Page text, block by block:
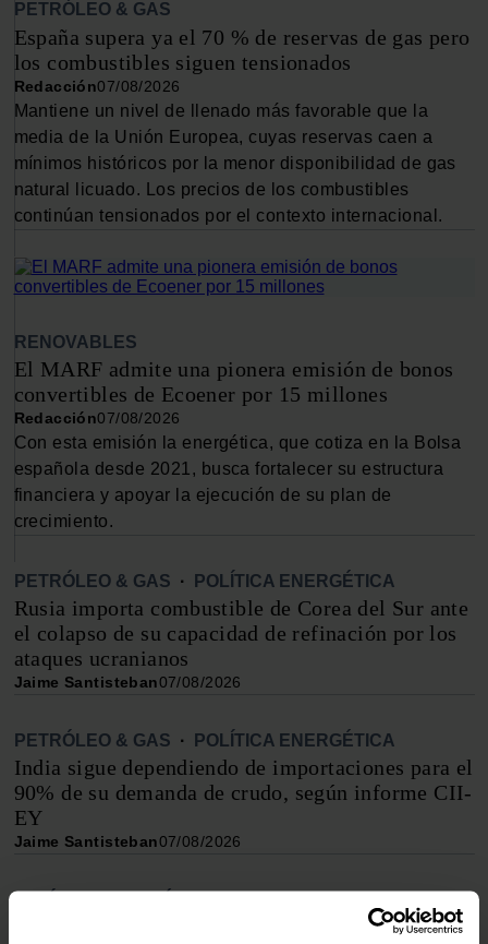
PETRÓLEO & GAS
España supera ya el 70 % de reservas de gas pero
los combustibles siguen tensionados
Redacción07/08/2026
Mantiene un nivel de llenado más favorable que la
media de la Unión Europea, cuyas reservas caen a
mínimos históricos por la menor disponibilidad de gas
natural licuado. Los precios de los combustibles
continúan tensionados por el contexto internacional.
RENOVABLES
El MARF admite una pionera emisión de bonos
convertibles de Ecoener por 15 millones
Redacción07/08/2026
Con esta emisión la energética, que cotiza en la Bolsa
española desde 2021, busca fortalecer su estructura
financiera y apoyar la ejecución de su plan de
crecimiento.
PETRÓLEO & GAS · POLÍTICA ENERGÉTICA
Rusia importa combustible de Corea del Sur ante
el colapso de su capacidad de refinación por los
ataques ucranianos
Jaime Santisteban07/08/2026
PETRÓLEO & GAS · POLÍTICA ENERGÉTICA
India sigue dependiendo de importaciones para el
90% de su demanda de crudo, según informe CII-
EY
Jaime Santisteban07/08/2026
China busca el pico de emisiones industriales